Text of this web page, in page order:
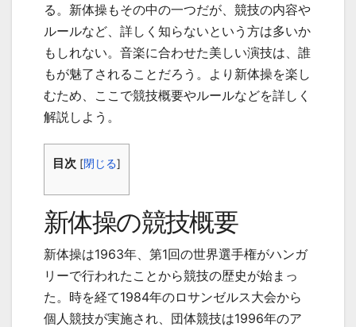
る。新体操もその中の一つだが、競技の内容や
ルールなど、詳しく知らないという方は多いか
もしれない。音楽に合わせた美しい演技は、誰
もが魅了されることだろう。より新体操を楽し
むため、ここで競技概要やルールなどを詳しく
解説しよう。
目次 [閉じる]
新体操の競技概要
新体操は1963年、第1回の世界選手権がハンガ
リーで行われたことから競技の歴史が始まっ
た。時を経て1984年のロサンゼルス大会から
個人競技が実施され、団体競技は1996年のア